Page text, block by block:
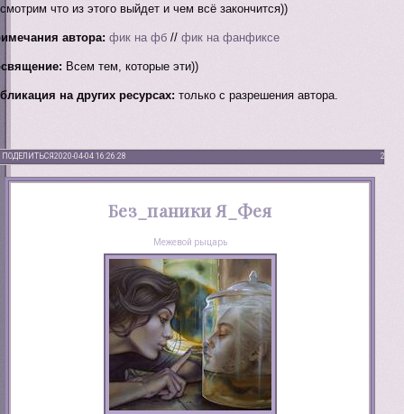
что из этого выйдет и чем всё закончится))
автора: фик на фб //фик на фанфиксе
Всем тем, которые эти))
на других ресурсах: только с разрешения автора.
ПОДЕЛИТЬСЯ 2
2020-04-04 16:26:28
Без_паники Я_Фея
Межевой рыцарь